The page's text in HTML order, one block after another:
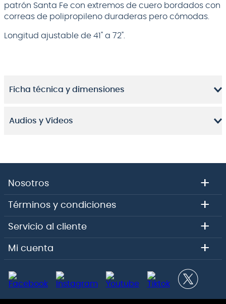
patrón Santa Fe con extremos de cuero bordados con
correas de polipropileno duraderas pero cómodas.
Longitud ajustable de 41" a 72".
Ficha técnica y dimensiones
Audios y Videos
Nosotros +
Términos y condiciones +
Servicio al cliente +
Mi cuenta +